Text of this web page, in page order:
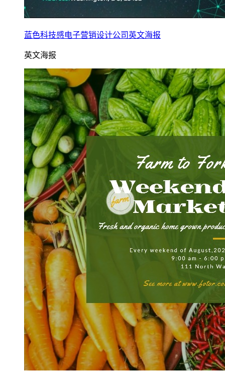
蓝色科技感电子营销设计公司英文海报
英文海报